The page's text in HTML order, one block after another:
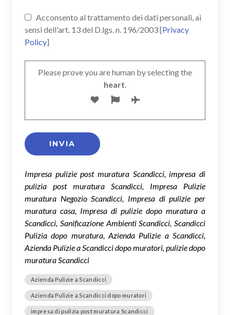
Acconsento al trattamento dei dati personali, ai
sensi dell'art. 13 del D.lgs. n. 196/2003 [Privacy
Policy]
Please prove you are human by selecting the
heart.
Impresa pulizie post muratura Scandicci, impresa di
pulizia post muratura Scandicci, Impresa Pulizie
muratura Negozio Scandicci, Impresa di pulizie per
muratura casa, Impresa di pulizie dopo muratura a
Scandicci, Sanificazione Ambienti Scandicci, Scandicci
Pulizia dopo muratura, Azienda Pulizie a Scandicci,
Azienda Pulizie a Scandicci dopo muratori, pulizie dopo
muratura Scandicci
Azienda Pulizie a Scandicci
Azienda Pulizie a Scandicci dopo muratori
impresa di pulizia post muratura Scandicci